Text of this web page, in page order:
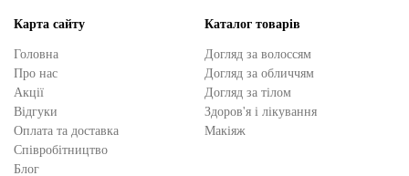
Карта сайту
Головна
Про нас
Акції
Відгуки
Оплата та доставка
Cпівробітництво
Блог
Каталог товарів
Догляд за волоссям
Догляд за обличчям
Догляд за тілом
Здоров'я і лікування
Макіяж